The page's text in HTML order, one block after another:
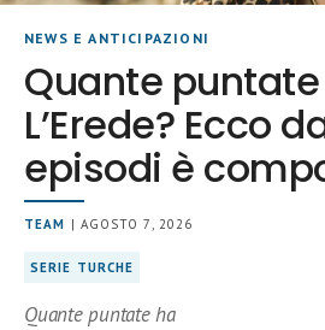
NEWS E ANTICIPAZIONI
Quante
L’Erede? Ecco
episodi è
TEAM | AGOSTO 7, 2026
SERIE TURCHE
Quante puntate ha